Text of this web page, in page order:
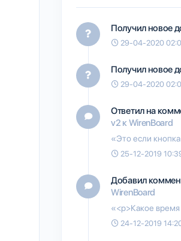
Получил новое
29-04-2020
Получил новое
29-04-2020
Ответил на
v2 к WirenBoard
«Это если
25-12-2019
Добавил
WirenBoard
«<p>Какое время
24-12-2019